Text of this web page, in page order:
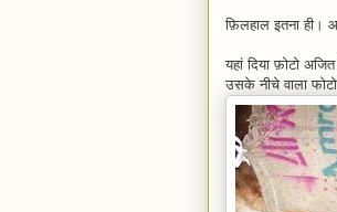
फ़िलहाल इतना ही।
यहां दिया फ़ोटो
उसके नीचे वाला